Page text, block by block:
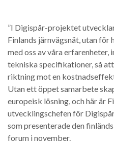
”I Digispår-projektet
Finlands järnvägsnät, utan för
med oss av våra
tekniska specifikationer, så
riktning mot en
Utan ett öppet samarbete
europeisk lösning, och här är
utvecklingschefen för
som presenterade den
forum i november.